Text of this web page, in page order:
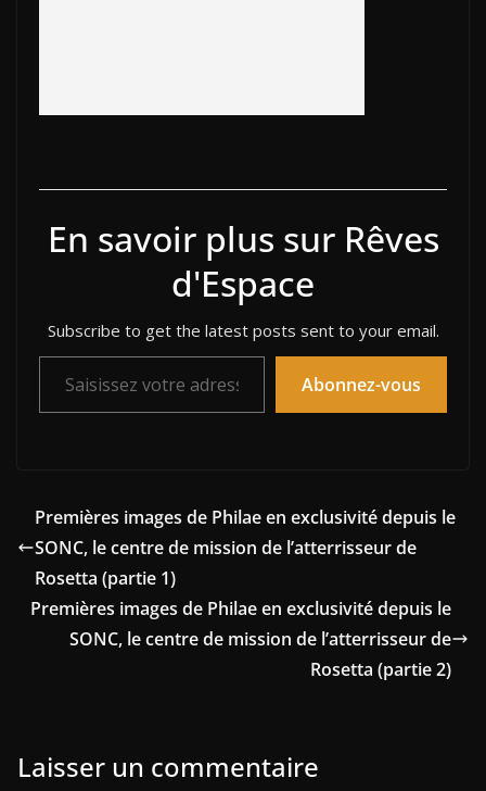
En savoir plus sur Rêves
d'Espace
Subscribe to get the latest posts sent to your email.
Saisissez votre adresse e-mail…
Abonnez-vous
Premières images de Philae en exclusivité depuis le
SONC, le centre de mission de l’atterrisseur de
Rosetta (partie 1)
Premières images de Philae en exclusivité depuis le
SONC, le centre de mission de l’atterrisseur de
Rosetta (partie 2)
Laisser un commentaire